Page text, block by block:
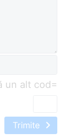
=
Trimite